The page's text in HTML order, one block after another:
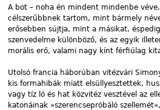
A bot – noha én mindent mindenbe
célszerűbbnek tartom, mint bármely
erősebben sújtja, mint a másikat,
szenvedelme különböző, és az egyik
morális erő, valami nagy kínt férfiúlag
Utolsó francia háborúban vitézvári
kis formahibák miatt elsüllyesztettek,
vagy tíz ló és hat közvitéz vesztével az
katonáinak »szerencsepróbáló